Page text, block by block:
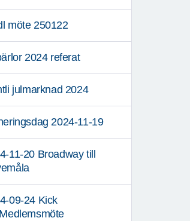
möte 250122
2024 referat
julmarknad 2024
2024-11-19
11-20 Broadway till
09-24 Kick